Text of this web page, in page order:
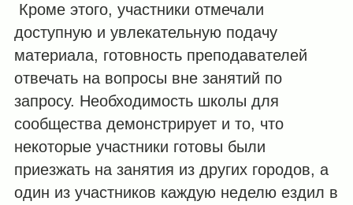
Кроме этого, участники отмечали
доступную и увлекательную подачу
материала, готовность преподавателей
отвечать на вопросы вне занятий по
запросу. Необходимость школы для
сообщества демонстрирует и то, что
некоторые участники готовы были
приезжать на занятия из других городов, а
один из участников каждую неделю ездил в